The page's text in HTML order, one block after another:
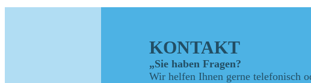
KONTAKT
„Sie haben Fragen?
Wir helfen Ihnen gerne telefonisch